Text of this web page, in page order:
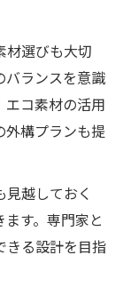
材選びも大切
バランスを意識
エコ素材の活用
構プランも提
越しておく
す。専門家と
きる設計を目指